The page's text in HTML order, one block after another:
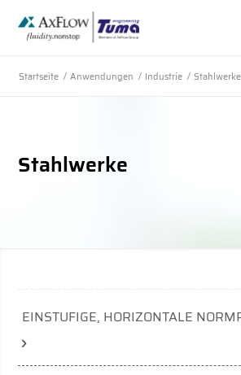
Startseite / Anwendungen / Industrie / Stahlwerke
Stahlwerke
EINSTUFIGE, HORIZONTALE